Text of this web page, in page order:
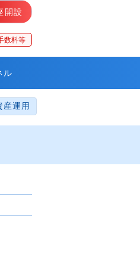
開設
数料等
ル
産運用